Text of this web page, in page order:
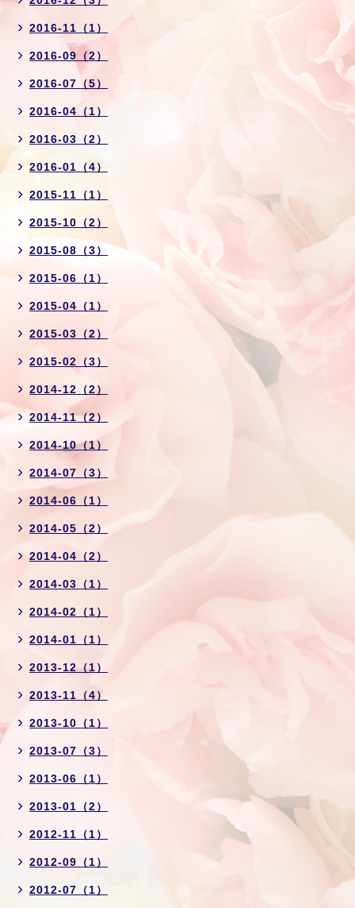
2016-11（1）
2016-09（2）
2016-07（5）
2016-04（1）
2016-03（2）
2016-01（4）
2015-11（1）
2015-10（2）
2015-08（3）
2015-06（1）
2015-04（1）
2015-03（2）
2015-02（3）
2014-12（2）
2014-11（2）
2014-10（1）
2014-07（3）
2014-06（1）
2014-05（2）
2014-04（2）
2014-03（1）
2014-02（1）
2014-01（1）
2013-12（1）
2013-11（4）
2013-10（1）
2013-07（3）
2013-06（1）
2013-01（2）
2012-11（1）
2012-09（1）
2012-07（1）